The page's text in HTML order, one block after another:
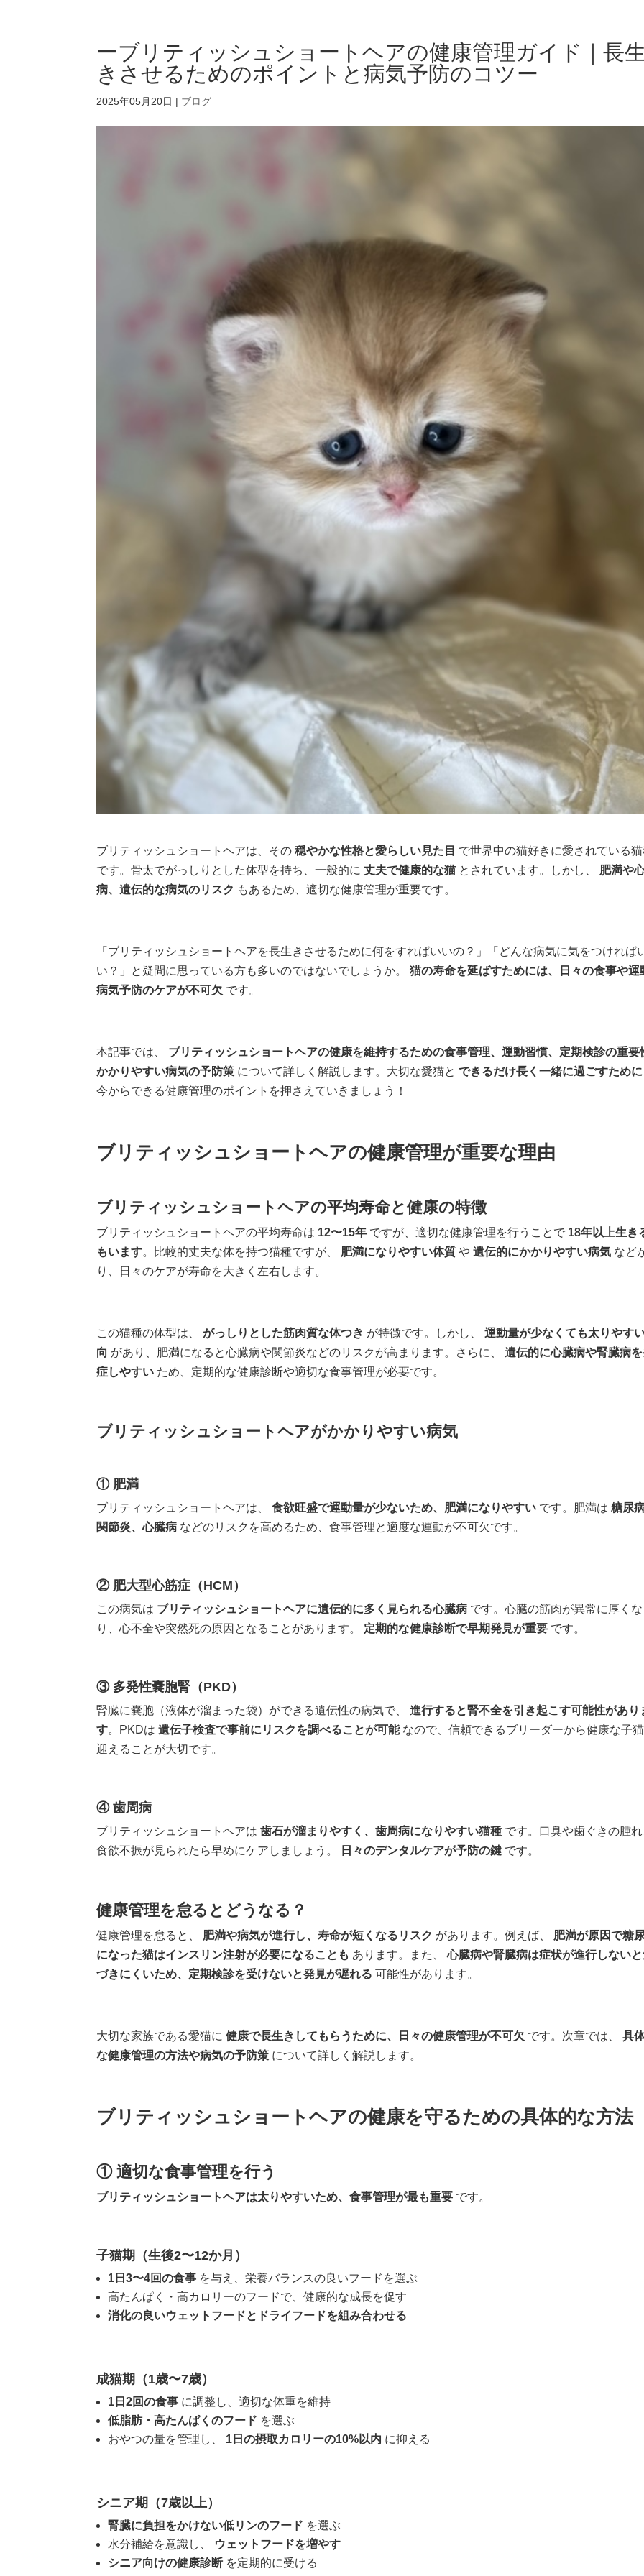
ーブリティッシュショートヘアの健康管理ガイド｜長生
きさせるためのポイントと病気予防のコツー
2025年05月20日 | ブログ
ブリティッシュショートヘアは、その穏やかな性格と愛らしい見た目 で世界中の猫好きに愛されている
です。骨太でがっしりとした体型を持ち、一般的に丈夫で健康的な猫とされています。しかし、 肥満や
病、遺伝的な病気のリスク もあるため、適切な健康管理が重要です。
「ブリティッシュショートヘアを長生きさせるために何をすればいいの？」「どんな病気に気をつければ
い？」と疑問に思っている方も多いのではないでしょうか。猫の寿命を延ばすためには、日々の食事や運
病気予防のケアが不可欠 です。
本記事では、 ブリティッシュショートヘアの健康を維持するための食事管理、運動習慣、定期検診の重要
かかりやすい病気の予防策 について詳しく解説します。大切な愛猫とできるだけ長く一緒に過ごすために
今からできる健康管理のポイントを押さえていきましょう！
ブリティッシュショートヘアの健康管理が重要な理由
ブリティッシュショートヘアの平均寿命と健康の特徴
ブリティッシュショートヘアの平均寿命は 12〜15年 ですが、適切な健康管理を行うことで 18年以上生き
もいます。比較的丈夫な体を持つ猫種ですが、 肥満になりやすい体質 や遺伝的にかかりやすい病気 など
り、日々のケアが寿命を大きく左右します。
この猫種の体型は、がっしりとした筋肉質な体つき が特徴です。しかし、運動量が少なくても太りやす
向 があり、肥満になると心臓病や関節炎などのリスクが高まります。さらに、遺伝的に心臓病や腎臓病
症しやすい ため、定期的な健康診断や適切な食事管理が必要です。
ブリティッシュショートヘアがかかりやすい病気
① 肥満
ブリティッシュショートヘアは、食欲旺盛で運動量が少ないため、肥満になりやすい です。肥満は糖尿病
関節炎、心臓病 などのリスクを高めるため、食事管理と適度な運動が不可欠です。
② 肥大型心筋症（HCM）
この病気は ブリティッシュショートヘアに遺伝的に多く見られる心臓病 です。心臓の筋肉が異常に厚くな
り、心不全や突然死の原因となることがあります。 定期的な健康診断で早期発見が重要 です。
③ 多発性嚢胞腎（PKD）
腎臓に嚢胞（液体が溜まった袋）ができる遺伝性の病気で、進行すると腎不全を引き起こす可能性があり
す。PKDは遺伝子検査で事前にリスクを調べることが可能なので、信頼できるブリーダーから健康な子
迎えることが大切です。
④ 歯周病
ブリティッシュショートヘアは歯石が溜まりやすく、歯周病になりやすい猫種 です。口臭や歯ぐきの腫れ
食欲不振が見られたら早めにケアしましょう。
日々のデンタルケアが予防の鍵 です。
健康管理を怠るとどうなる？
健康管理を怠ると、 肥満や病気が進行し、寿命が短くなるリスク があります。例えば、 肥満が原因で糖
になった猫はインスリン注射が必要になることも あります。また、心臓病や腎臓病は症状が進行しない
づきにくいため、定期検診を受けないと発見が遅れる 可能性があります。
大切な家族である愛猫に健康で長生きしてもらうために、日々の健康管理が不可欠 です。次章では、具
な健康管理の方法や病気の予防策 について詳しく解説します。
ブリティッシュショートヘアの健康を守るための具体的な方法
① 適切な食事管理を行う
ブリティッシュショートヘアは太りやすいため、食事管理が最も重要 です。
子猫期（生後2〜12か月）
1日3〜4回の食事 を与え、栄養バランスの良いフードを選ぶ
高たんぱく・高カロリーのフードで、健康的な成長を促す
消化の良いウェットフードとドライフードを組み合わせる
成猫期（1歳〜7歳）
1日2回の食事 に調整し、適切な体重を維持
低脂肪・高たんぱくのフード を選ぶ
おやつの量を管理し、 1日の摂取カロリーの10%以内 に抑える
シニア期（7歳以上）
腎臓に負担をかけない低リンのフード を選ぶ
水分補給を意識し、 ウェットフードを増やす
シニア向けの健康診断 を定期的に受ける